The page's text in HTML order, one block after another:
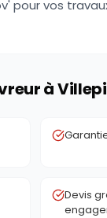
pour vos
à
Devis